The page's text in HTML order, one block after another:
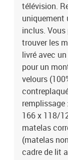
télévision.
uniquement
inclus.
trouver les
livré avec
pour un
velours
166 x 118/
matelas
(matelas
cadre de lit